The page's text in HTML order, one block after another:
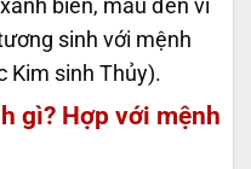
biển, màu đen vì
sinh với mệnh
Kim sinh Thủy).
gì? Hợp với mệnh